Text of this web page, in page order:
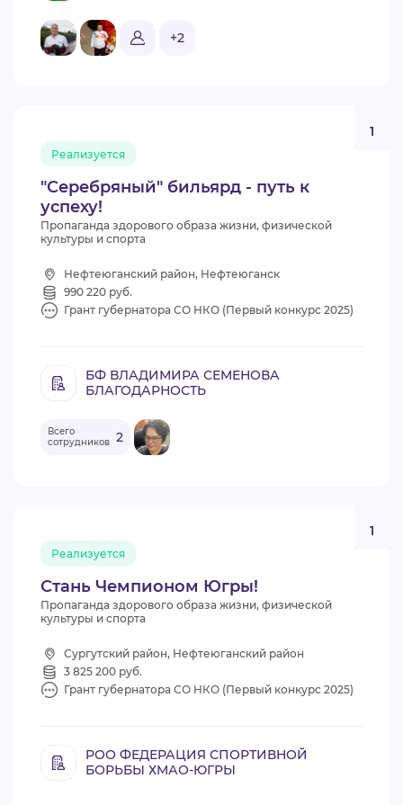
+2
"Серебряный" бильярд - путь к
успеху!
Реализуется
1
Пропаганда здорового образа жизни, физической
культуры и спорта
Нефтеюганский район, Нефтеюганск
990 220 руб.
Грант губернатора СО НКО (Первый конкурс 2025)
БФ ВЛАДИМИРА СЕМЕНОВА
БЛАГОДАРНОСТЬ
Всего
сотрудников 2
Стань Чемпионом Югры!
Реализуется
1
Пропаганда здорового образа жизни, физической
культуры и спорта
Сургутский район, Нефтеюганский район
3 825 200 руб.
Грант губернатора СО НКО (Первый конкурс 2025)
РОО ФЕДЕРАЦИЯ СПОРТИВНОЙ
БОРЬБЫ ХМАО-ЮГРЫ